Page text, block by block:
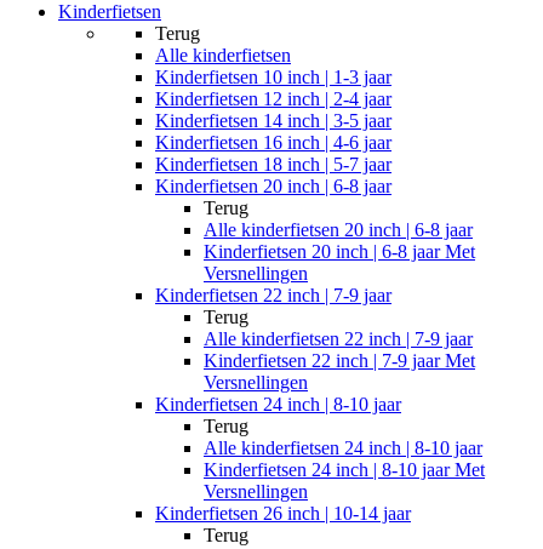
Kinderfietsen
Terug
Alle kinderfietsen
Kinderfietsen 10 inch | 1-3 jaar
Kinderfietsen 12 inch | 2-4 jaar
Kinderfietsen 14 inch | 3-5 jaar
Kinderfietsen 16 inch | 4-6 jaar
Kinderfietsen 18 inch | 5-7 jaar
Kinderfietsen 20 inch | 6-8 jaar
Terug
Alle kinderfietsen 20 inch | 6-8 jaar
Kinderfietsen 20 inch | 6-8 jaar Met
Versnellingen
Kinderfietsen 22 inch | 7-9 jaar
Terug
Alle kinderfietsen 22 inch | 7-9 jaar
Kinderfietsen 22 inch | 7-9 jaar Met
Versnellingen
Kinderfietsen 24 inch | 8-10 jaar
Terug
Alle kinderfietsen 24 inch | 8-10 jaar
Kinderfietsen 24 inch | 8-10 jaar Met
Versnellingen
Kinderfietsen 26 inch | 10-14 jaar
Terug